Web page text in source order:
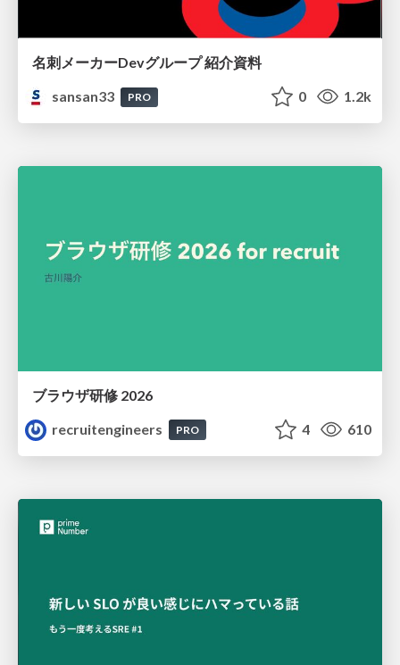
名刺メーカーDevグループ 紹介資料
sansan33
PRO 0 1.2k
ブラウザ研修 2026
recruitengineers
PRO 4 610